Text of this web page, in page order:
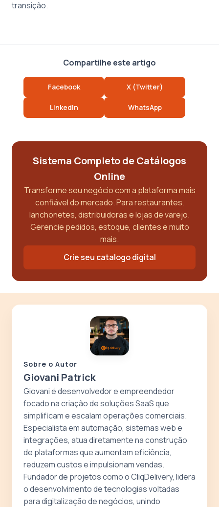
transição.
Compartilhe este artigo
Facebook X (Twitter)
LinkedIn WhatsApp
Sistema Completo de Catálogos
Online
Transforme seu negócio com a plataforma mais
confiável do mercado. Para restaurantes,
lanchonetes, distribuidoras e lojas de varejo.
Gerencie pedidos, estoque, clientes e muito
mais.
Crie seu catalogo digital
Sobre o Autor
Giovani Patrick
Giovani é desenvolvedor e empreendedor
focado na criação de soluções SaaS que
simplificam e escalam operações comerciais.
Especialista em automação, sistemas web e
integrações, atua diretamente na construção
de plataformas que aumentam eficiência,
reduzem custos e impulsionam vendas.
Fundador de projetos como o CliqDelivery, lidera
o desenvolvimento de tecnologias voltadas
para digitalização de negócios, unindo